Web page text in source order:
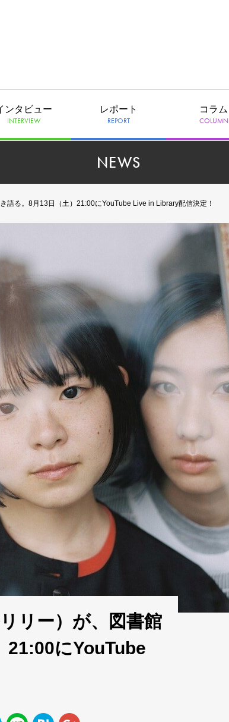
ンタビュー
INTERVIEW
レポート
REPORT
コラム
COLUMN
NEWS
語る。8月13日（土）21:00にYouTube Live in Library配信決定！
リー）が、図書館
21:00にYouTube